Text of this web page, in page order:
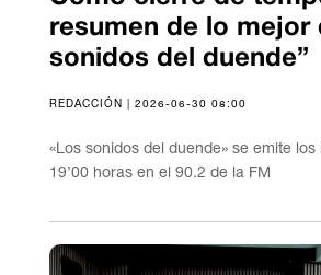
resumen de lo mejor
sonidos del duende”
REDACCIÓN | 2026-06-30 08:00
«Los sonidos del duende» se emite
19’00 horas en el 90.2 de la FM